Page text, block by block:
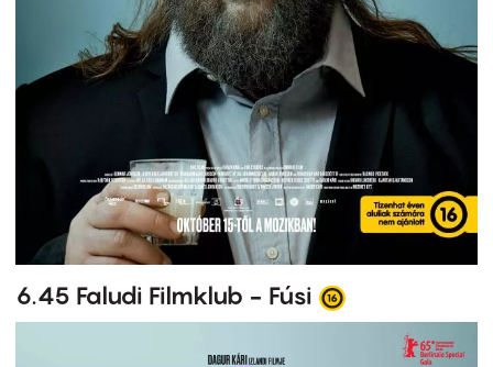
6.45 Faludi Filmklub - Fúsi